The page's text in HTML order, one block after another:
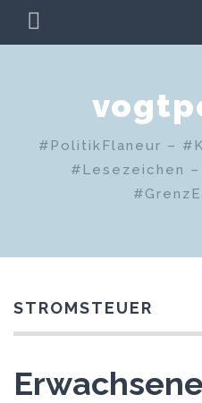
Zum
Inhalt MENÜ
#PolitikFlaneur –
#Lesezeichen
STROMSTEUER